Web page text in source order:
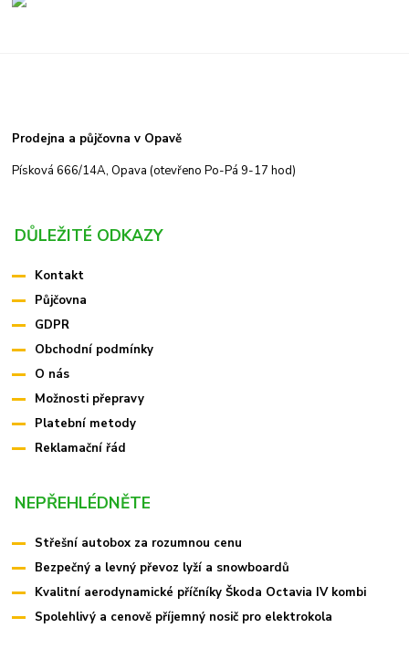
Prodejna a půjčovna v Opavě
Písková 666/14A, Opava (otevřeno Po-Pá 9-17 hod)
DŮLEŽITÉ ODKAZY
Kontakt
Půjčovna
GDPR
Obchodní podmínky
O nás
Možnosti přepravy
Platební metody
Reklamační řád
NEPŘEHLÉDNĚTE
Střešní autobox za rozumnou cenu
Bezpečný a levný převoz lyží a snowboardů
Kvalitní aerodynamické příčníky Škoda Octavia IV kombi
Spolehlivý a cenově příjemný nosič pro elektrokola